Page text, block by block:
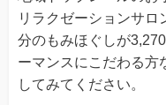
リラクゼーションサ
分のもみほぐしが
ーマンスにこだわる方
してみてください。